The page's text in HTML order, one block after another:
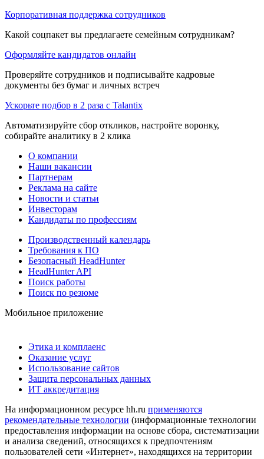
Корпоративная поддержка сотрудников
Какой соцпакет вы предлагаете семейным сотрудникам?
Оформляйте кандидатов онлайн
Проверяйте сотрудников и подписывайте кадровые
документы без бумаг и личных встреч
Ускорьте подбор в 2 раза с Talantix
Автоматизируйте сбор откликов, настройте воронку,
собирайте аналитику в 2 клика
О компании
Наши вакансии
Партнерам
Реклама на сайте
Новости и статьи
Инвесторам
Кандидаты по профессиям
Производственный календарь
Требования к ПО
Безопасный HeadHunter
HeadHunter API
Поиск работы
Поиск по резюме
Мобильное приложение
Этика и комплаенс
Оказание услуг
Использование сайтов
Защита персональных данных
ИТ аккредитация
На информационном ресурсе hh.ru применяются
рекомендательные технологии (информационные технологии
предоставления информации на основе сбора, систематизации
и анализа сведений, относящихся к предпочтениям
пользователей сети «Интернет», находящихся на территории